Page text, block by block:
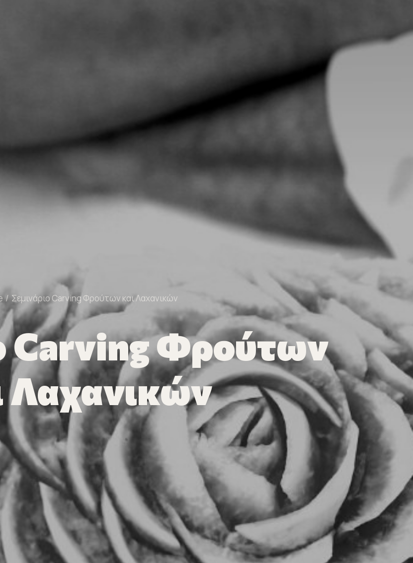
Σεμινάριο Carving Φρούτων και Λαχανικών
Carving Φρούτων
Λαχανικών